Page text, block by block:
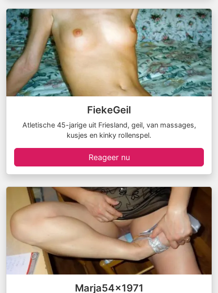
FiekeGeil
Atletische 45-jarige uit Friesland, geil, van massages,
kusjes en kinky rollenspel.
Reageer nu
Marja54x1971